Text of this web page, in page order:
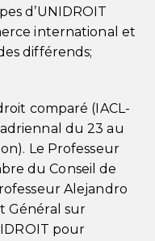
d’UNIDROIT
international et
différends;
comparé (IACL-
du 23 au
Le Professeur
du Conseil de
Alejandro
Général sur
pour